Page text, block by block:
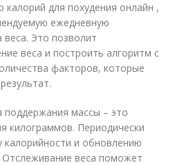
калорий для похудения онлайн ,
ежедневную
веса. Это позволит
веса и построить алгоритм с
факторов, которые
поддержания массы – это
килограммов. Периодически
калорийности и обновлению
веса поможет